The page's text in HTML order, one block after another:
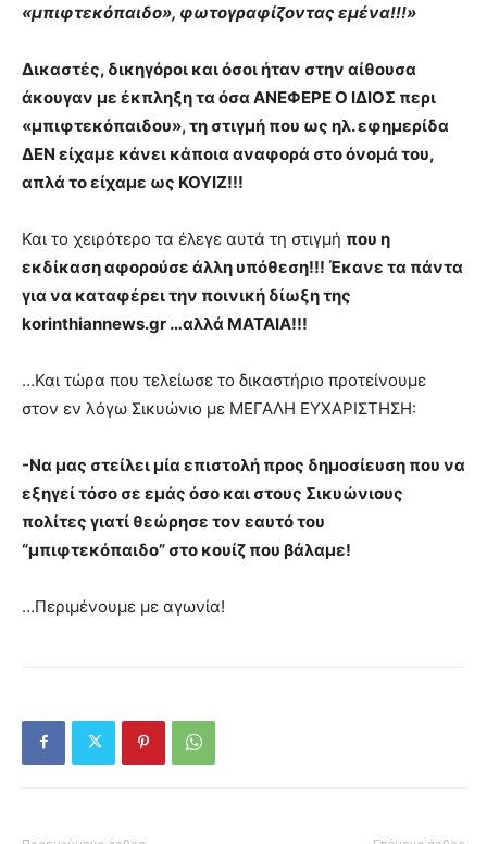
«μπιφτεκόπαιδο», φωτογραφίζοντας εμένα!!!»
Δικαστές, δικηγόροι και όσοι ήταν στην αίθουσα
άκουγαν με έκπληξη τα όσα ΑΝΕΦΕΡΕ Ο ΙΔΙΟΣ περι
«μπιφτεκόπαιδου», τη στιγμή που ως ηλ. εφημερίδα
ΔΕΝ είχαμε κάνει κάποια αναφορά στο όνομά του,
απλά το είχαμε ως ΚΟΥΙΖ!!!
Και το χειρότερο τα έλεγε αυτά τη στιγμή που η
εκδίκαση αφορούσε άλλη υπόθεση!!! Έκανε τα πάντα
για να καταφέρει την ποινική δίωξη της
korinthiannews.gr …αλλά ΜΑΤΑΙΑ!!!
…Και τώρα που τελείωσε το δικαστήριο προτείνουμε
στον εν λόγω Σικυώνιο με ΜΕΓΑΛΗ ΕΥΧΑΡΙΣΤΗΣΗ:
-Να μας στείλει μία επιστολή προς δημοσίευση που να
εξηγεί τόσο σε εμάς όσο και στους Σικυώνιους
πολίτες γιατί θεώρησε τον εαυτό του
“μπιφτεκόπαιδο” στο κουίζ που βάλαμε!
…Περιμένουμε με αγωνία!